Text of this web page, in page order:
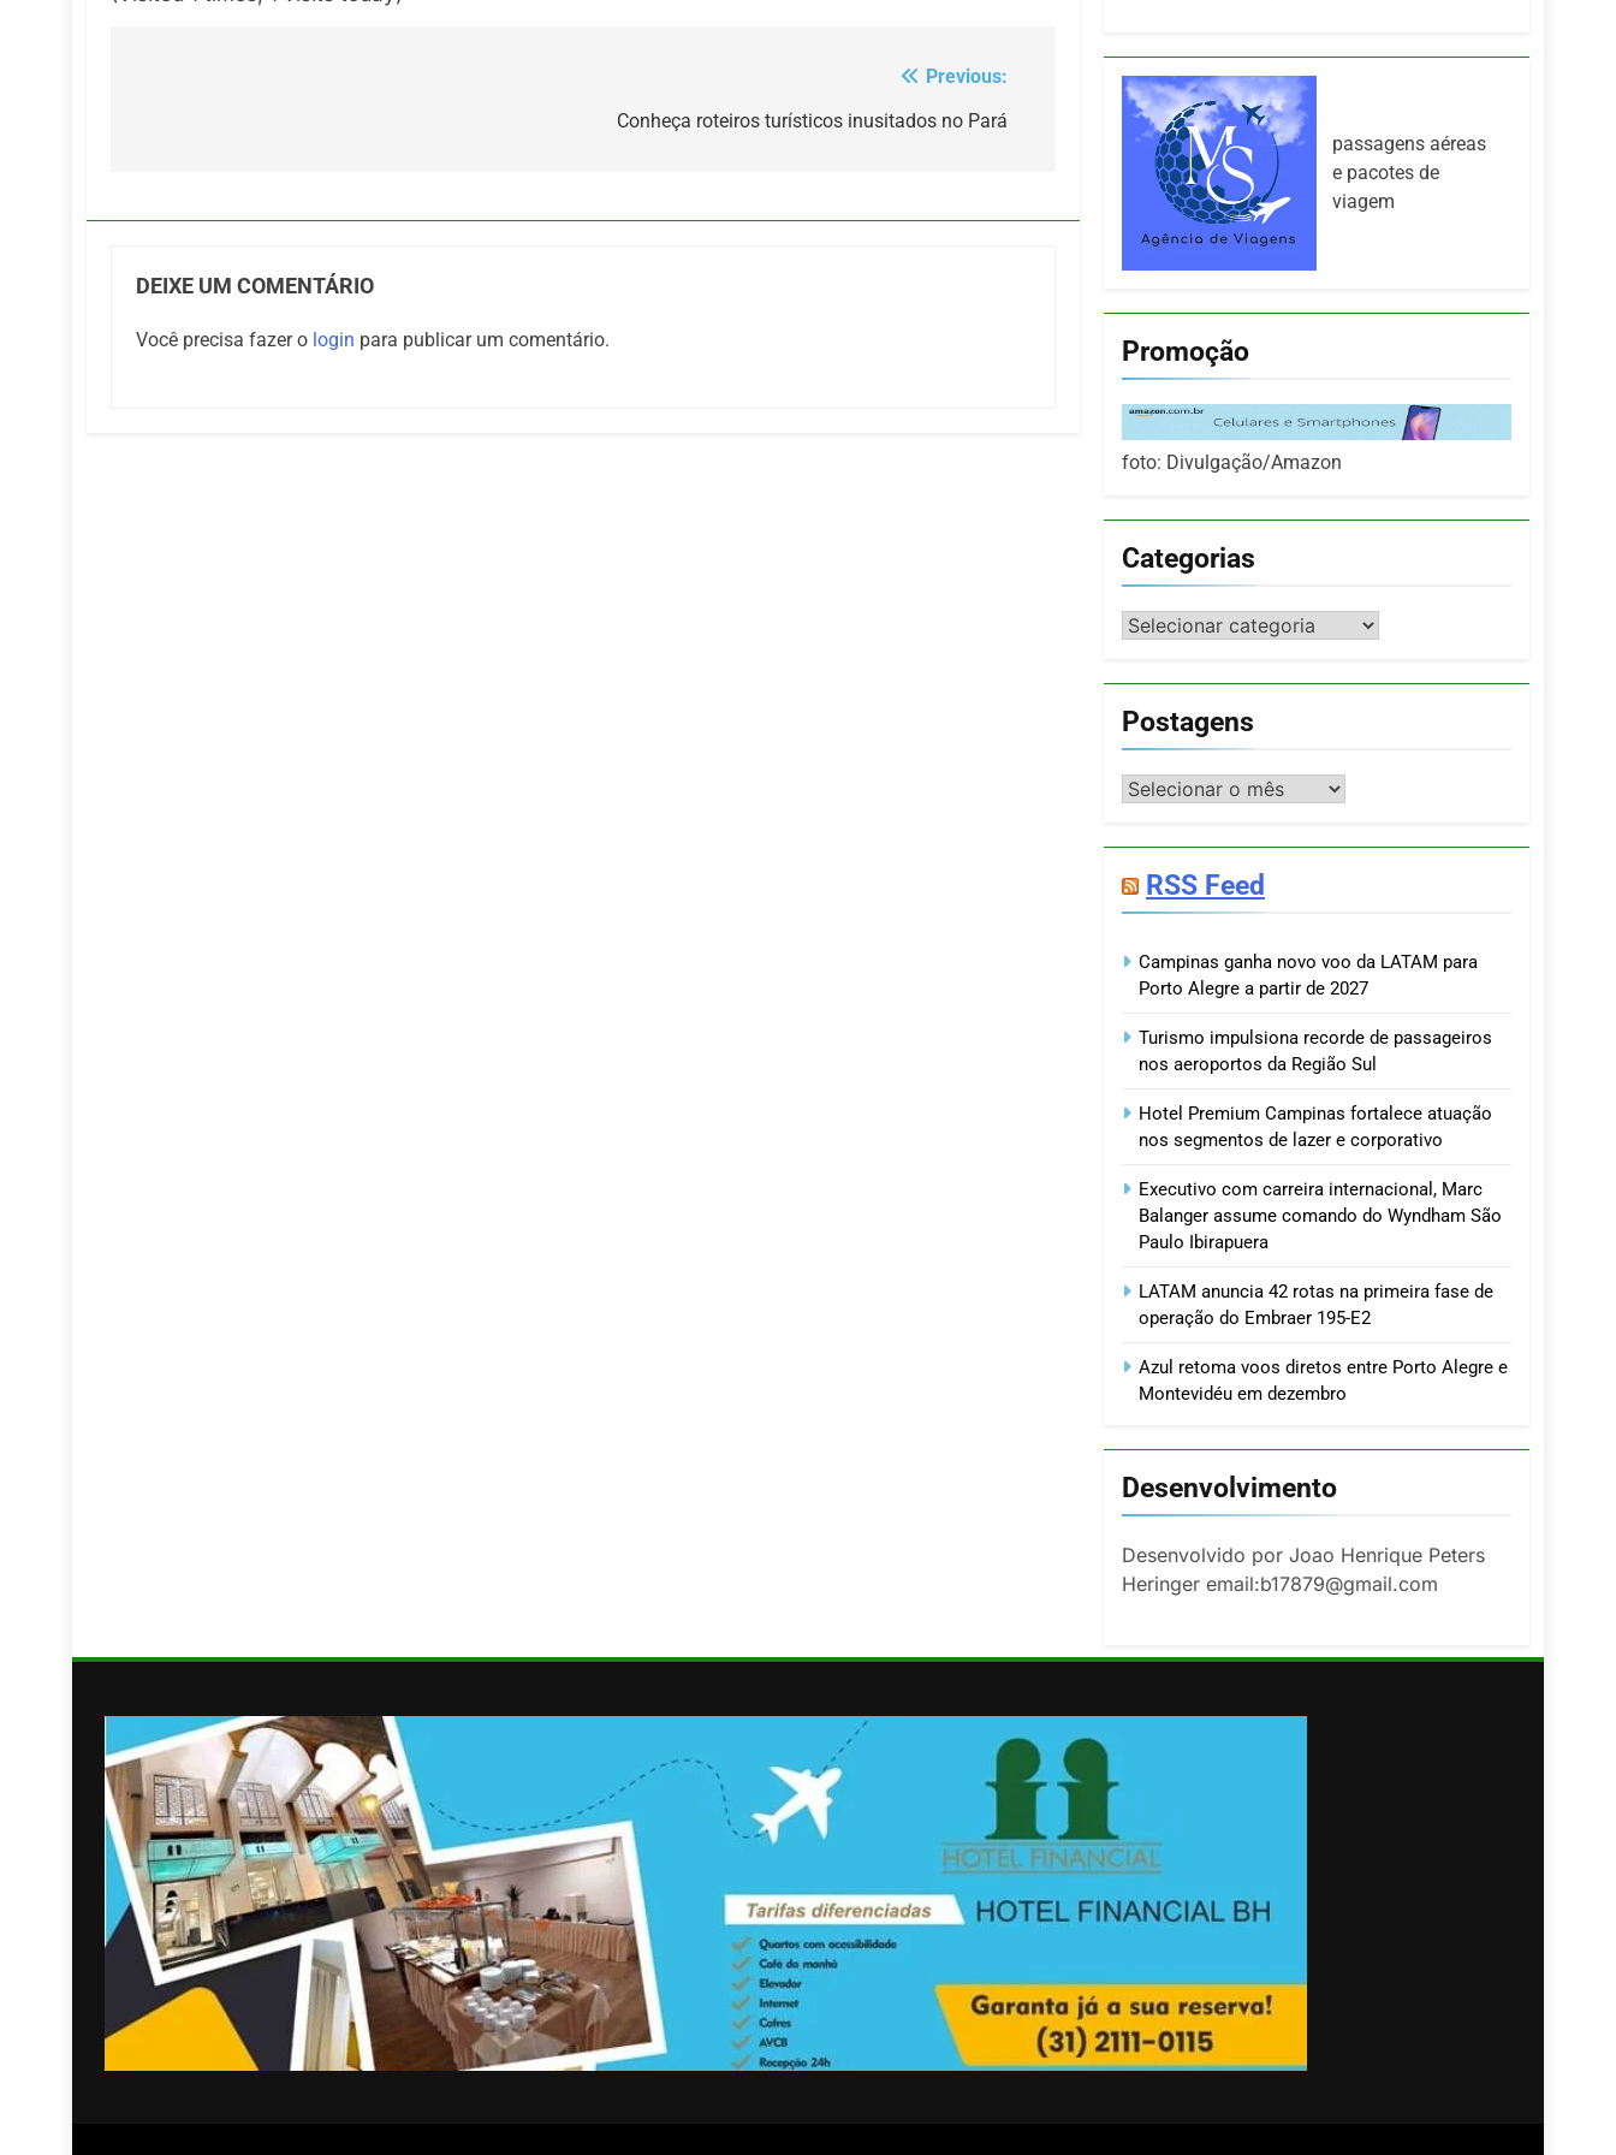
Previous:
Conheça roteiros turísticos inusitados no Pará
DEIXE UM COMENTÁRIO
Você precisa fazer o login para publicar um comentário.
passagens aéreas
e pacotes de
viagem
Promoção
foto: Divulgação/Amazon
Categorias
Categorias
Postagens
Postagens
RSS Feed
Campinas ganha novo voo da LATAM para
Porto Alegre a partir de 2027
Turismo impulsiona recorde de passageiros
nos aeroportos da Região Sul
Hotel Premium Campinas fortalece atuação
nos segmentos de lazer e corporativo
Executivo com carreira internacional, Marc
Balanger assume comando do Wyndham São
Paulo Ibirapuera
LATAM anuncia 42 rotas na primeira fase de
operação do Embraer 195-E2
Azul retoma voos diretos entre Porto Alegre e
Montevidéu em dezembro
Desenvolvimento
Desenvolvido por Joao Henrique Peters
Heringer email:b17879@gmail.com